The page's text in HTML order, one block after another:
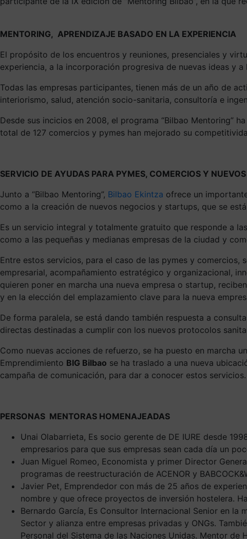
MENTORING, APRENDIZAJE BASADO EN LA EXPERIENCIA
El propósito de los encuentros y reuniones, presenciales y
experiencia, a la incorporación progresiva de nuevas ideas y
Todas las empresas participantes, tienen más de un año de
interiorismo, salud, atención socio-sanitaria, consultoría e
Desde sus incicios en 2008, el programa “Bilbao Mentoring”
total de 127 comercios y pymes han mejorado su
SERVICIO DE AYUDAS PARA PYMES, COMERCIOS Y
Junto a “Bilbao Mentoring”, Bilbao Ekintza ofrece un
como a la creación de nuevos negocios y startups, que se
Es un servicio integral y totalmente gratuito que responde a
como a las pequeñas y medianas empresas de la ciudad y
Entre estos servicios, para el caso de las pymes y comercios,
empresarial, acompañamiento estratégico y organizacional,
quieren poner en marcha una nueva empresa o startup, reciben
y en la elección del emplazamiento clave para la nueva
De forma paralela, se está dando también respuesta a
directas destinadas a cumplir con los nuevos protocolos
Como nuevas acciones de refuerzo, se ha puesto en marcha
Emprendimiento BIG Bilbao se ha traslado a una nueva
campaña de comunicación, para dar a conocer estos servicios.
PERSONAS MENTORAS HOMENAJEADAS
Unai Olabarrieta, Es socio gerente de DE IURE desde
empresarios para que sus empresas sean cada día un
Juan Miguel Romeo, Economista y primer Director
programas de reestructuración de ACENOR y
Javier Pet, Emprendedor con más de 25 años de
nombre y que ofrece proyectos de inversión hostelera.
Bernardo García, Es Consultor Internacional Senior en la
Sector y alianza entre empresas privadas y ONGs.
Personal del Sistema de las Naciones Unidas. Mentor de